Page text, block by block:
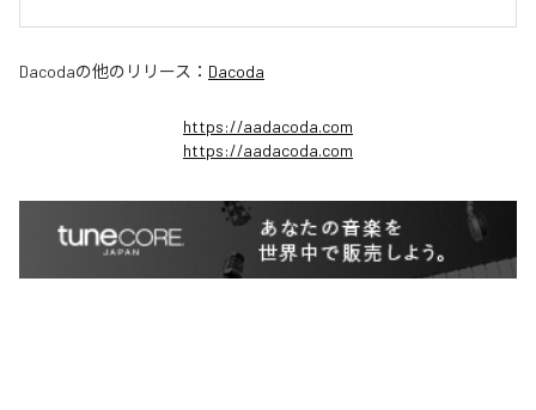
Dacodaの他のリリース： Dacoda
https://aadacoda.com
https://aadacoda.com